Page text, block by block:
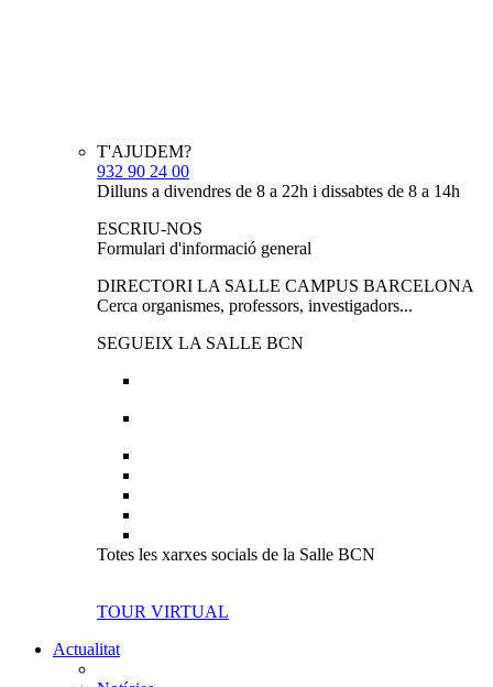
T'AJUDEM?
932 90 24 00
Dilluns a divendres de 8 a 22h i dissabtes de 8 a 14h
ESCRIU-NOS
Formulari d'informació general
DIRECTORI LA SALLE CAMPUS BARCELONA
Cerca organismes, professors, investigadors...
SEGUEIX LA SALLE BCN
Totes les xarxes socials de la Salle BCN
TOUR VIRTUAL
Actualitat